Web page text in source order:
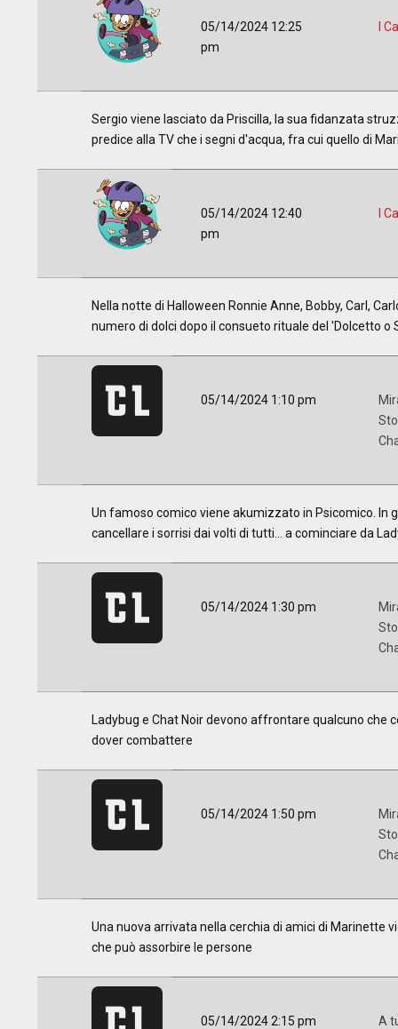
05/14/2024 12:25
pm
I
Sergio viene lasciato da Priscilla, la sua fidanzata
predice alla TV che i segni d'acqua, fra cui quello di
05/14/2024 12:40
pm
I
Nella notte di Halloween Ronnie Anne, Bobby, Carl,
numero di dolci dopo il consueto rituale del 'Dolcetto o
05/14/2024 1:10 pm
Un famoso comico viene akumizzato in Psicomico. In
cancellare i sorrisi dai volti di tutti... a cominciare da
05/14/2024 1:30 pm
Ladybug e Chat Noir devono affrontare qualcuno che
dover combattere
05/14/2024 1:50 pm
Una nuova arrivata nella cerchia di amici di Marinette
che può assorbire le persone
05/14/2024 2:15 pm A